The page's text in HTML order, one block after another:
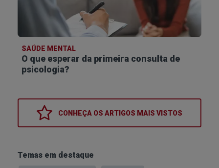
SAÚDE MENTAL
O que esperar da primeira consulta de
psicologia?
CONHEÇA OS ARTIGOS MAIS VISTOS
Temas em destaque